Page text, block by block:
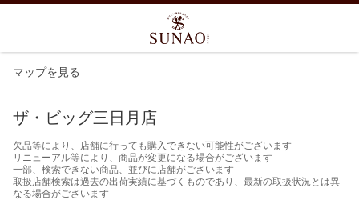
マップを見る
ザ・ビッグ三日月店
欠品等により、店舗に行っても購入できない可能性がございます
リニューアル等により、商品が変更になる場合がございます
一部、検索できない商品、並びに店舗がございます
取扱店舗検索は過去の出荷実績に基づくものであり、最新の取扱状況とは異
なる場合がございます